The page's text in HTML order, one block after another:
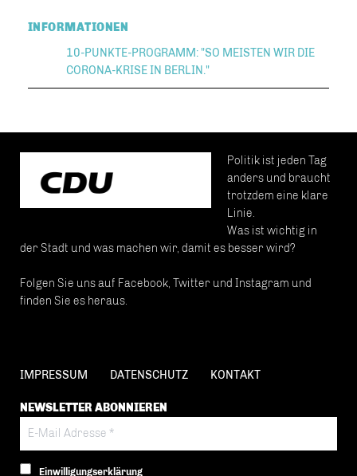
INFORMATIONEN
10-PUNKTE-PROGRAMM: "SO MEISTEN WIR DIE
CORONA-KRISE IN BERLIN."
Politik ist jeden Tag
anders und braucht
trotzdem eine klare
Linie.
Was ist wichtig in
der Stadt und was machen wir, damit es besser wird?
Folgen Sie uns auf Facebook, Twitter und Instagram und
finden Sie es heraus.
IMPRESSUM DATENSCHUTZ KONTAKT
NEWSLETTER ABONNIEREN
Einwilligungserklärung